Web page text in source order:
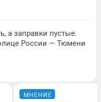
а заправки пустые.
России — Тюмени
МНЕНИЕ